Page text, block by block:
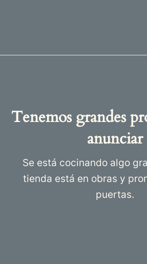
Tenemos grandes
anunciar
Se está cocinando algo
tienda está en obras y
puertas.